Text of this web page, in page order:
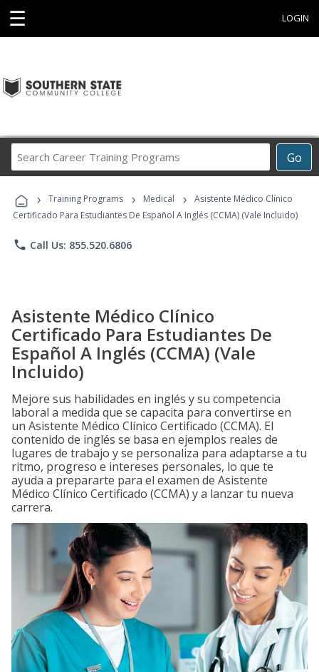
☰ LOGIN
Go
Career
Programs
› Training Programs › Medical ›
Asistente Médico Clínico
Certificado Para Estudiantes De Español A Inglés (CCMA) (Vale Incluido)
phone Call Us: 855.520.6806
Asistente Médico Clínico
Certificado Para Estudiantes De
Español A Inglés (CCMA) (Vale
Incluido)
Mejore sus habilidades en inglés y su competencia
laboral a medida que se capacita para convertirse en
un Asistente Médico Clínico Certificado (CCMA). El
contenido de inglés se basa en ejemplos reales de
lugares de trabajo y se personaliza para adaptarse a tu
ritmo, progreso e intereses personales, lo que te
ayuda a prepararte para el examen de Asistente
Médico Clínico Certificado (CCMA) y a lanzar tu nueva
carrera.